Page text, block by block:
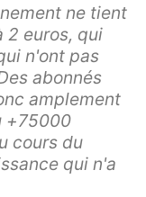
ne tient
2 euros, qui
n'ont pas
abonnés
amplement
+75000
cours du
qui n'a